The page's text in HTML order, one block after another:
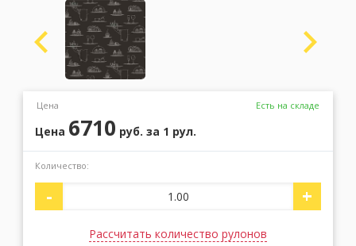
Цена Есть на складе
Цена 6710 руб. за 1 рул.
Количество:
- +
Рассчитать количество рулонов